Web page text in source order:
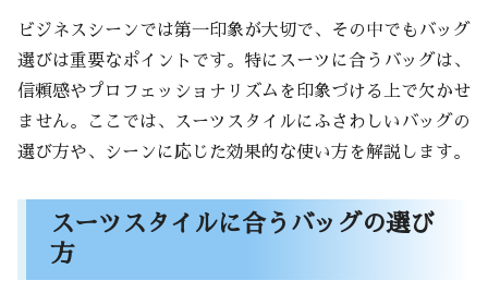
ビジネスシーンでは第一印象が大切で、その中でもバッグ
選びは重要なポイントです。特にスーツに合うバッグは、
信頼感やプロフェッショナリズムを印象づける上で欠かせ
ません。ここでは、スーツスタイルにふさわしいバッグの
選び方や、シーンに応じた効果的な使い方を解説します。
スーツスタイルに合うバッグの選び
方